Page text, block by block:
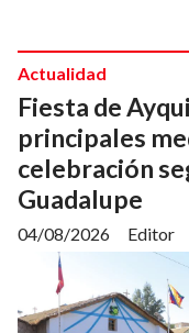
Fiesta de
principales
celebración
Guadalupe
Editor
Actualidad
04/08/2026